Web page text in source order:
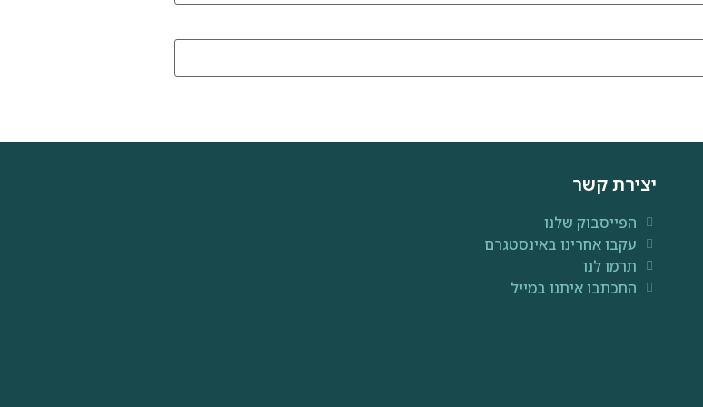
יצירת קשר
הפייסבוק שלנו
עקבו אחרינו באינסטגרם
תרמו לנו
התכתבו איתנו במייל